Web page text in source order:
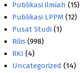
Publikasi ilmiah (15)
Publikasi LPPM (12)
Pusat Studi (1)
Rilis (998)
RKI (4)
Uncategorized (14)